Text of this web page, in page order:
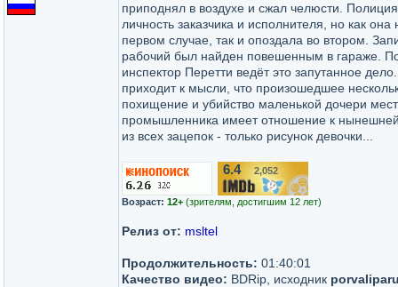
приподнял в воздухе и сжал челюсти.
личность заказчика и исполнителя, но как
первом случае, так и опоздала во втором.
рабочий был найден повешенным в гараже.
инспектор Перетти ведёт это запутанное
приходит к мысли, что произошедшее
похищение и убийство маленькой дочери
промышленника имеет отношение к
из всех зацепок - только рисунок девочки...
6.4/10 2,052
Возраст: 12+ (зрителям, достигшим 12 лет)
Релиз от: msltel
Продолжительность: 01:40:01
Качество видео: BDRip, исходник